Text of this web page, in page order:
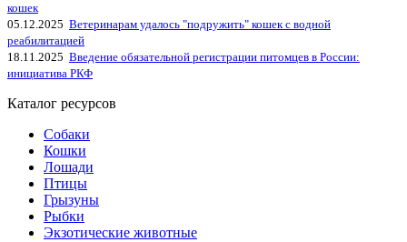
кошек
05.12.2025 Ветеринарам удалось "подружить" кошек с водной
реабилитацией
18.11.2025 Введение обязательной регистрации питомцев в России:
инициатива РКФ
Каталог ресурсов
Собаки
Кошки
Лошади
Птицы
Грызуны
Рыбки
Экзотические животные